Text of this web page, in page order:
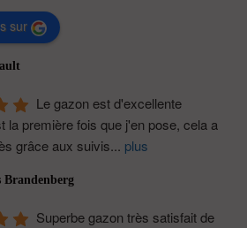
sur
Le gazon est d'excellente
la première fois que j'en pose, cela a
grâce aux suivis... plus
Brandenberg
Superbe gazon très satisfait de